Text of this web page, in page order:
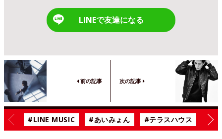
LINEで友達になる
前の記事 次の記事
#LINE MUSIC #あいみょん #テラスハウス #漫